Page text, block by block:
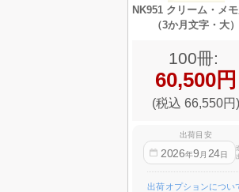
NK951 クリーム・メ
（3か月文字・大）
100冊:
60,500円
(税込 66,550円)
出荷目安
2026年9 月 24日
出荷オプションについ